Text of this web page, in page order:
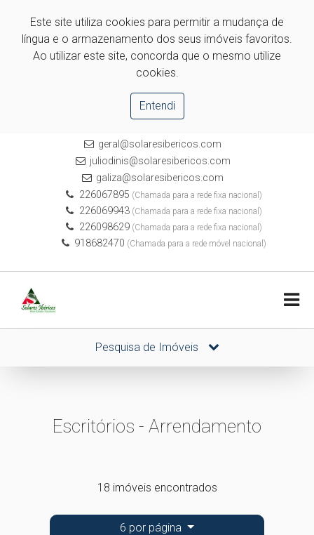
Este site utiliza cookies para permitir a mudança de
língua e o armazenamento dos seus imóveis favoritos.
Ao utilizar este site, concorda que o mesmo utilize
cookies.
Entendi
geral@solaresibericos.com
juliodinis@solaresibericos.com
galiza@solaresibericos.com
226067895 (Chamada para a rede fixa nacional)
226069943(Chamada para a rede fixa nacional)
226098629(Chamada para a rede fixa nacional)
918682470 (Chamada para a rede móvel nacional)
Pesquisa de Imóveis
Escritórios - Arrendamento
18 imóveis encontrados
6 por página